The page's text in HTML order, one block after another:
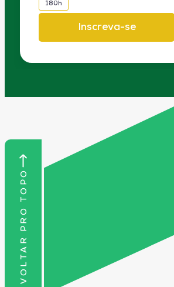
180h
Inscreva-se
VOLTAR PRO TOPO